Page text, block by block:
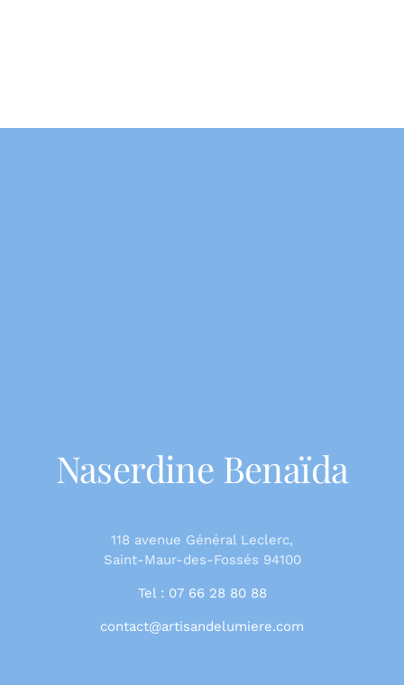
Naserdine Benaïda
118 avenue Général Leclerc,
Saint-Maur-des-Fossés 94100
Tel : 07 66 28 80 88
contact@artisandelumiere.com